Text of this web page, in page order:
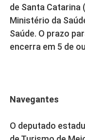
de Santa Catarina
Ministério da
Saúde. O prazo
encerra em 5 de
Navegantes
O deputado